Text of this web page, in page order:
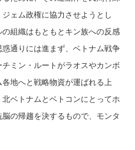
ェム政権に協力させようとし
組織はもともとキン族への反感
通りには進まず、ベトナム戦争
ミン・ルートがラオスやカンボ
地へと戦略物資が運ばれる上
ベトナムとベトコンにとってホ
の帰趨を決するもので、モンタ